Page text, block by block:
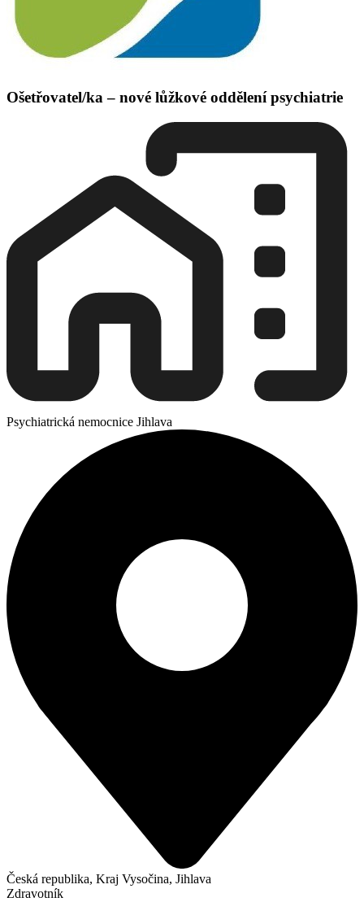
Ošetřovatel/ka – nové lůžkové oddělení psychiatrie
Psychiatrická nemocnice Jihlava
Česká republika, Kraj Vysočina, Jihlava
Zdravotník